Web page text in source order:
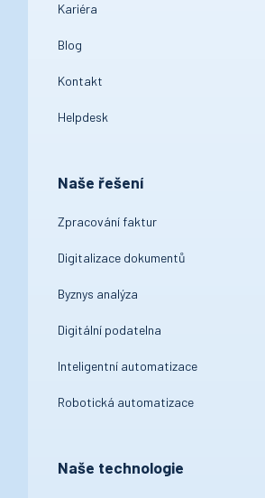
Kariéra
Blog
Kontakt
Helpdesk
Naše řešení
Zpracování faktur
Digitalizace dokumentů
Byznys analýza
Digitální podatelna
Inteligentní automatizace
Robotická automatizace
Naše technologie